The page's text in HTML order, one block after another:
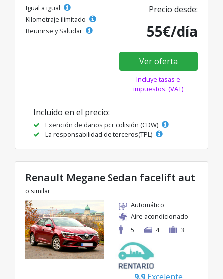
Igual a igual
Kilometraje ilimitado
Reunirse y Saludar
Precio desde:
55€/día
Ver oferta
Incluye tasas e
impuestos. (VAT)
Incluido en el precio:
Exención de daños por colisión (CDW)
La responsabilidad de terceros(TPL)
Renault Megane Sedan facelift aut
o similar
Automático
Aire acondicionado
5
4 3
9.9 Excelente